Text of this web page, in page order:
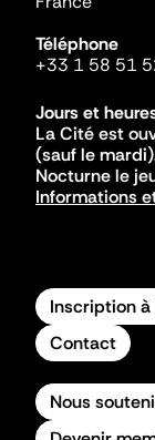
Téléphone
+33 1 58 51
Jours et
La Cité est
(sauf le
Nocturne le
Informations
Inscription
Contact
Nous